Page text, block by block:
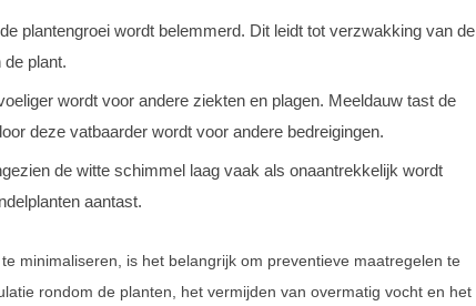
plantengroei wordt belemmerd. Dit leidt tot verzwakking van de
de plant.
wordt voor andere ziekten en plagen. Meeldauw tast de
deze vatbaarder wordt voor andere bedreigingen.
de witte schimmel laag vaak als onaantrekkelijk wordt
aantast.
minimaliseren, is het belangrijk om preventieve maatregelen te
rondom de planten, het vermijden van overmatig vocht en het